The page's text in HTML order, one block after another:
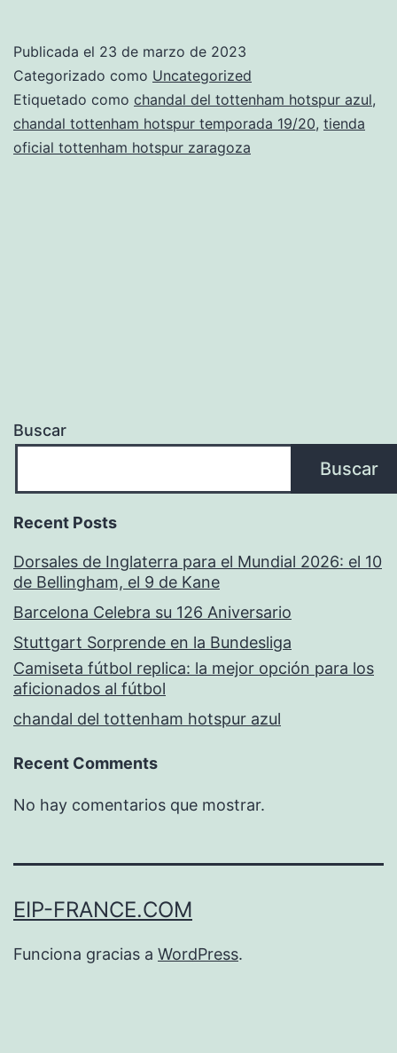
tottenham
hotspur
Publicada el 23 de marzo de 2023
Categorizado como Uncategorized
Etiquetado como chandal del tottenham hotspur azul,
chandal tottenham hotspur temporada 19/20, tienda
oficial tottenham hotspur zaragoza
Buscar
Buscar
Recent Posts
Dorsales de Inglaterra para el Mundial 2026: el 10
de Bellingham, el 9 de Kane
Barcelona Celebra su 126 Aniversario
Stuttgart Sorprende en la Bundesliga
Camiseta fútbol replica: la mejor opción para los
aficionados al fútbol
chandal del tottenham hotspur azul
Recent Comments
No hay comentarios que mostrar.
EIP-FRANCE.COM
Funciona gracias a WordPress.